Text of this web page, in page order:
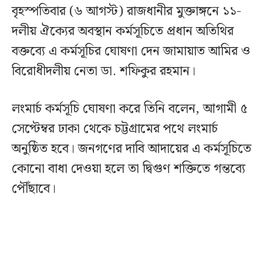
বৃহস্পতিবার (৬ আগস্ট) রাজধানীর মুক্তাঙ্গনে ১১-
দলীয় ঐক্যের অবস্থান কর্মসূচিতে প্রধান অতিথির
বক্তব্যে এ কর্মসূচির ঘোষণা দেন জামায়াত আমির ও
বিরোধীদলীয় নেতা ডা. শফিকুর রহমান।
লংমার্চ কর্মসূচি ঘোষণা করে তিনি বলেন, আগামী ৫
সেপ্টেম্বর ঢাকা থেকে চট্টগ্রামের পথে লংমার্চ
অনুষ্ঠিত হবে। জনগণের দাবি আদায়ের এ কর্মসূচিতে
কোনো বাধা দেওয়া হলে তা দ্বিগুণ শক্তিতে গন্তব্যে
পৌঁছাবে।